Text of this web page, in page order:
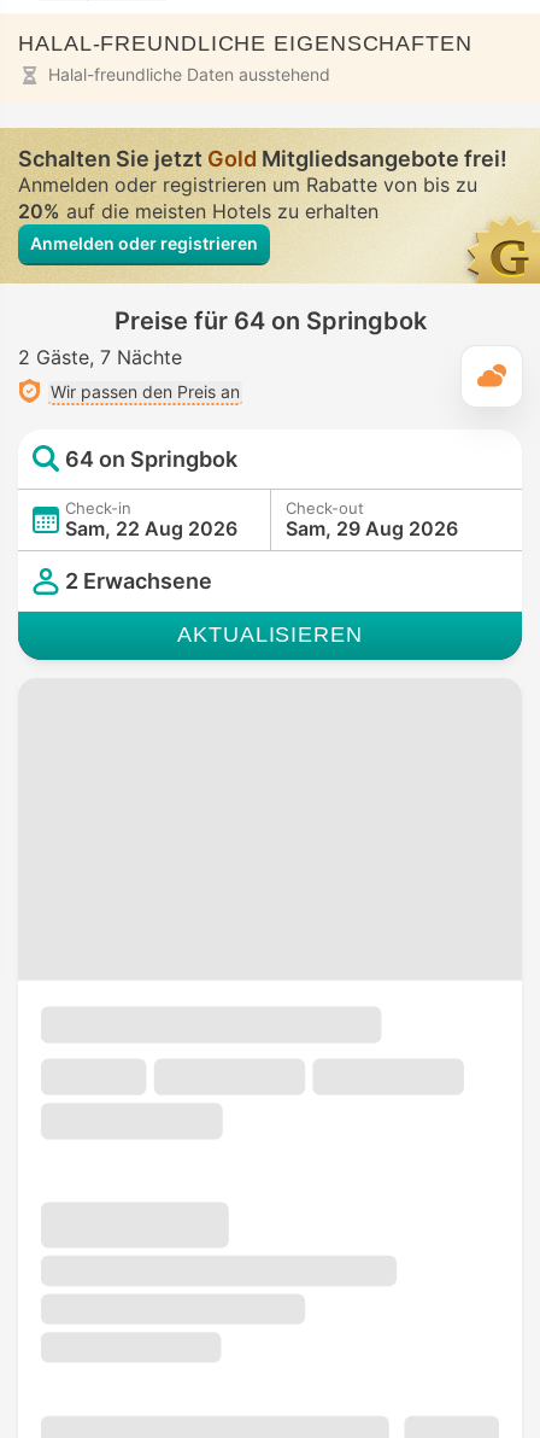
HALAL-FREUNDLICHE EIGENSCHAFTEN
Halal-freundliche Daten ausstehend
Schalten Sie jetztGold Mitgliedsangebote frei!
Anmelden oder registrieren um Rabatte von bis zu
20%auf die meisten Hotels zu erhalten
Anmelden oder registrieren
Preise für 64 on Springbok
2 Gäste 7 Nächte
Wir passen den Preis an
64 on Springbok
Check-in
Sam, 22 Aug 2026
Check-out
Sam, 29 Aug 2026
2 Erwachsene
AKTUALISIEREN